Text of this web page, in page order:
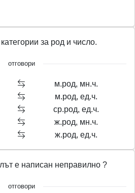
за род и число.
отговори
м.род, мн.ч.
м.род, ед.ч.
ср.род, ед.ч.
ж.род, мн.ч.
ж.род, ед.ч.
е написан неправилно ?
отговори